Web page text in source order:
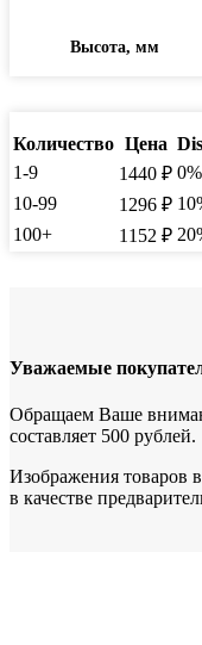
Высота, мм
Количество Цена
1-9
1440 ₽ 0%
10-99
1296 ₽
100+
1152 ₽
Уважаемые
Обращаем Ваше
составляет 500 рублей.
Изображения товаров
в качестве